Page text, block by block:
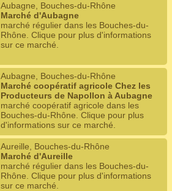
Aubagne, Bouches-du-Rhône
Marché d'Aubagne
marché régulier dans les Bouches-du-
Rhône. Clique pour plus d'informations
sur ce marché.
Aubagne, Bouches-du-Rhône
Marché coopératif agricole Chez les
Producteurs de Napollon à Aubagne
marché coopératif agricole dans les
Bouches-du-Rhône. Clique pour plus
d'informations sur ce marché.
Aureille, Bouches-du-Rhône
Marché d'Aureille
marché régulier dans les Bouches-du-
Rhône. Clique pour plus d'informations
sur ce marché.